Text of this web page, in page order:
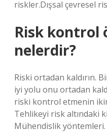
riskler.Dışsal çevresel
Risk kontrol
nelerdir?
Riski ortadan kaldırın.
iyi yolu onu ortadan
riski kontrol etmenin
Tehlikeyi risk altındaki
Mühendislik